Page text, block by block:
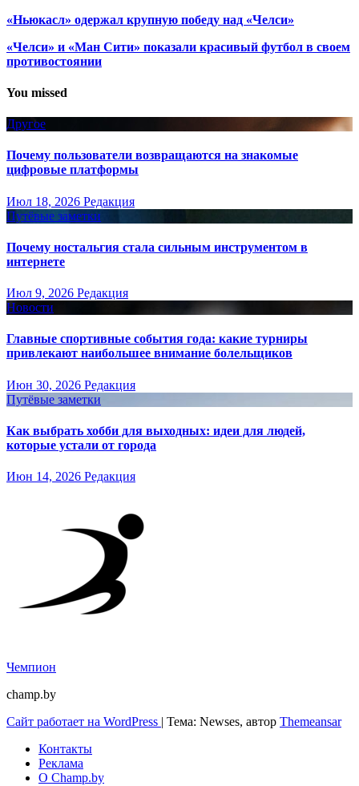
«Ньюкасл» одержал крупную победу над «Челси»
«Челси» и «Ман Сити» показали красивый футбол в своем
противостоянии
You missed
Другое
Почему пользователи возвращаются на знакомые
цифровые платформы
Июл 18, 2026 Редакция
Путёвые заметки
Почему ностальгия стала сильным инструментом в
интернете
Июл 9, 2026 Редакция
Новости
Главные спортивные события года: какие турниры
привлекают наибольшее внимание болельщиков
Июн 30, 2026 Редакция
Путёвые заметки
Как выбрать хобби для выходных: идеи для людей,
которые устали от города
Июн 14, 2026 Редакция
Чемпион
champ.by
Сайт работает на WordPress | Тема: Newses, автор Themeansar
Контакты
Реклама
О Champ.by